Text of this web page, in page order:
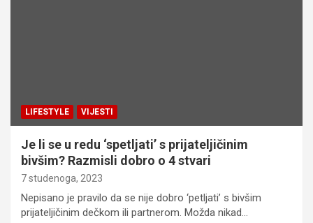
LIFESTYLE VIJESTI
Je li se u redu ‘spetljati’ s prijateljičinim
bivšim? Razmisli dobro o 4 stvari
7 studenoga, 2023
Nepisano je pravilo da se nije dobro ‘petljati’ s bivšim
prijateljičinim dečkom ili partnerom. Možda nikad…